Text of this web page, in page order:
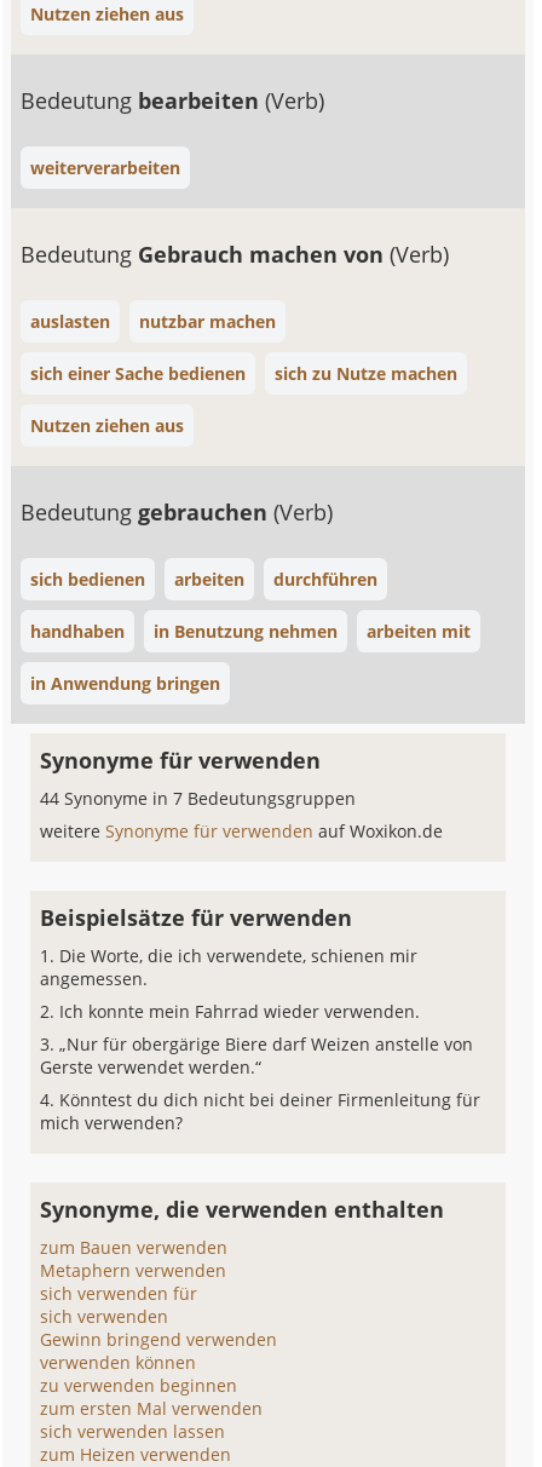
Nutzen ziehen aus
Bedeutung bearbeiten(Verb)
weiterverarbeiten
Bedeutung Gebrauch machen von(Verb)
auslasten nutzbar machen
sich einer Sache bedienen sich zu Nutze machen
Nutzen ziehen aus
Bedeutunggebrauchen(Verb)
sich bedienen arbeiten durchführen
handhaben in Benutzung nehmen arbeiten mit
in Anwendung bringen
Synonyme für verwenden
44 Synonyme in 7 Bedeutungsgruppen
weitereSynonyme für verwendenauf Woxikon.de
Beispielsätze für verwenden
Die Worte, die ich verwendete, schienen mir
angemessen.
Ich konnte mein Fahrrad wieder verwenden.
„Nur für obergärige Biere darf Weizen anstelle von
Gerste verwendet werden.“
Könntest du dich nicht bei deiner Firmenleitung für
mich verwenden?
Synonyme, die verwenden enthalten
zum Bauen verwenden
Metaphern verwenden
sich verwenden für
sich verwenden
Gewinn bringend verwenden
verwenden können
zu verwenden beginnen
zum ersten Mal verwenden
sich verwenden lassen
zum Heizen verwenden